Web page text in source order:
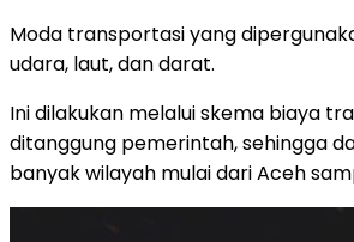
Moda transportasi yang
udara, laut, dan darat.
Ini dilakukan melalui skema biaya
ditanggung pemerintah, sehingga
banyak wilayah mulai dari Aceh